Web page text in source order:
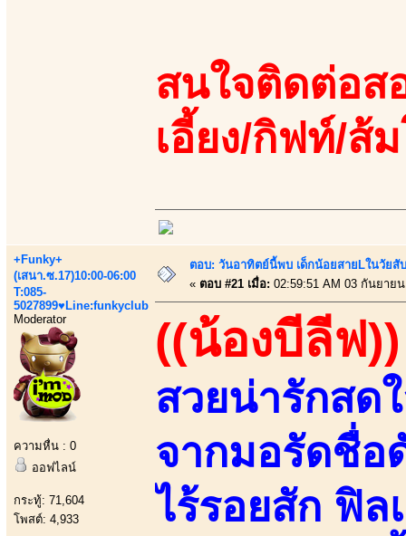
สนใจติดต่อส
เอี้ยง/กิฟท์/ส้
+Funky+
(เสนา.ซ.17)10:00-06:00
T:085-
5027899♥Line:funkyclub
Moderator
ความหื่น : 0
ออฟไลน์
กระทู้: 71,604
โพสต์: 4,933
ตอบ: วันอาทิตย์นี้พบ เด็กน้อยสายLในวัย
« ตอบ #21 เมื่อ: 02:59:51 AM 03 กันยาย
((น้องบีลีฟ))
สวยน่ารักสด
จากมอรัดชื่อ
ไร้รอยสัก ฟิล